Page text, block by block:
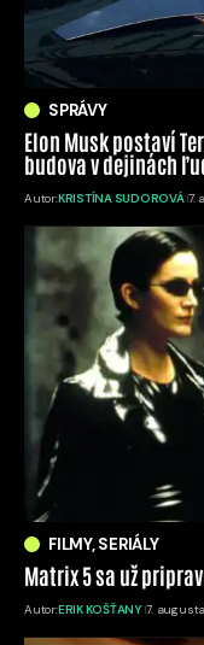
SPRÁVY
Elon Musk postaví
budova v dejinách
Autor:KRISTÍNA SUDOROVÁ 7.
FILMY, SERIÁLY
Matrix 5 sa už
Autor:ERIK KOŠŤANY 7.